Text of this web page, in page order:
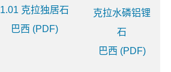
1.01 克拉独居石
巴西 (PDF)
克拉水磷铝锂
石
巴西 (PDF)